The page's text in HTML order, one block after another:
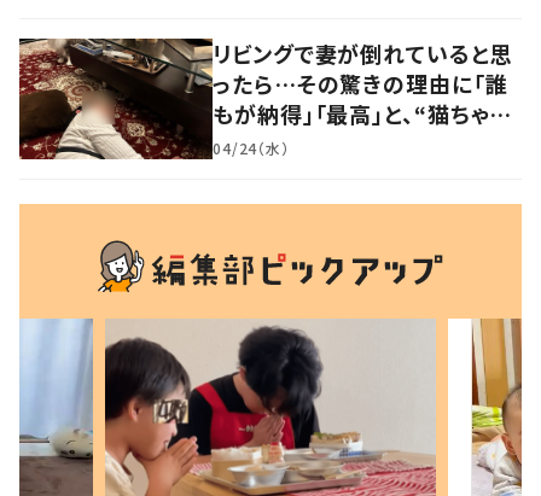
リビングで妻が倒れていると思
ったら…その驚きの理由に「誰
もが納得」「最高」と、“猫ちゃん
好きユーザー”からの共感集ま
04/24（水）